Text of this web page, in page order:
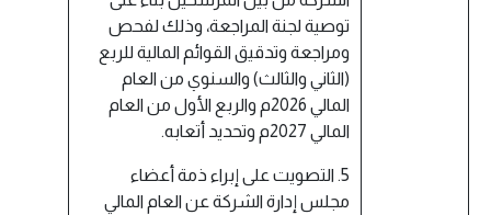
توصية لجنة المراجعة، وذلك لفحص
ومراجعة وتدقيق القوائم المالية للربع
(الثاني والثالث) والسنوي من العام
المالي 2026م والربع الأول من العام
المالي 2027م وتحديد أتعابه.
5. التصويت على إبراء ذمة أعضاء
مجلس إدارة الشركة عن العام المالي